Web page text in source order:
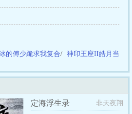
的傅少跪求我复合/ 神印王座II皓月当
定海浮生录 非天夜翔